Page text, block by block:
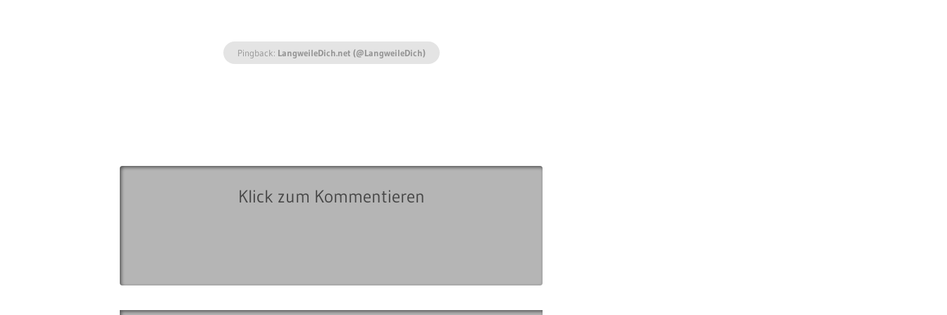
Pingback: LangweileDich.net (@LangweileDich)